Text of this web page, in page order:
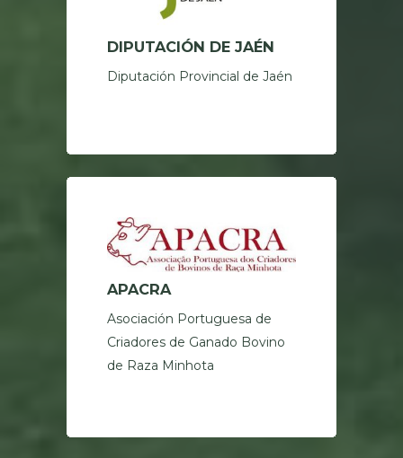
DIPUTACIÓN DE JAÉN
Diputación Provincial de Jaén
APACRA
Asociación Portuguesa de
Criadores de Ganado Bovino
de Raza Minhota